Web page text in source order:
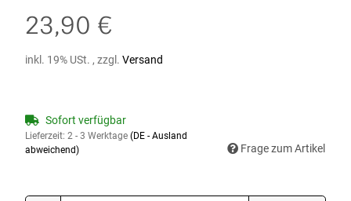
23,90 €
inkl. 19% USt. , zzgl. Versand
Sofort verfügbar
Lieferzeit: 2 - 3 Werktage (DE - Ausland
abweichend)
Frage zum Artikel